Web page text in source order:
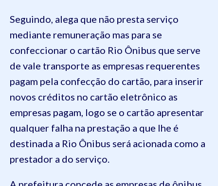
Seguindo, alega que não presta serviço
mediante remuneração mas para se
confeccionar o cartão Rio Ônibus que serve
de vale transporte as empresas requerentes
pagam pela confecção do cartão, para inserir
novos créditos no cartão eletrônico as
empresas pagam, logo se o cartão apresentar
qualquer falha na prestação a que lhe é
destinada a Rio Ônibus será acionada como a
prestador a do serviço.